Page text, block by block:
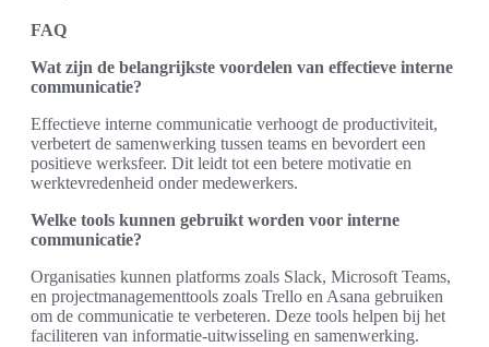
FAQ
Wat zijn de belangrijkste voordelen van effectieve interne
communicatie?
Effectieve interne communicatie verhoogt de productiviteit,
verbetert de samenwerking tussen teams en bevordert een
positieve werksfeer. Dit leidt tot een betere motivatie en
werktevredenheid onder medewerkers.
Welke tools kunnen gebruikt worden voor interne
communicatie?
Organisaties kunnen platforms zoals Slack, Microsoft Teams,
en projectmanagementtools zoals Trello en Asana gebruiken
om de communicatie te verbeteren. Deze tools helpen bij het
faciliteren van informatie-uitwisseling en samenwerking.